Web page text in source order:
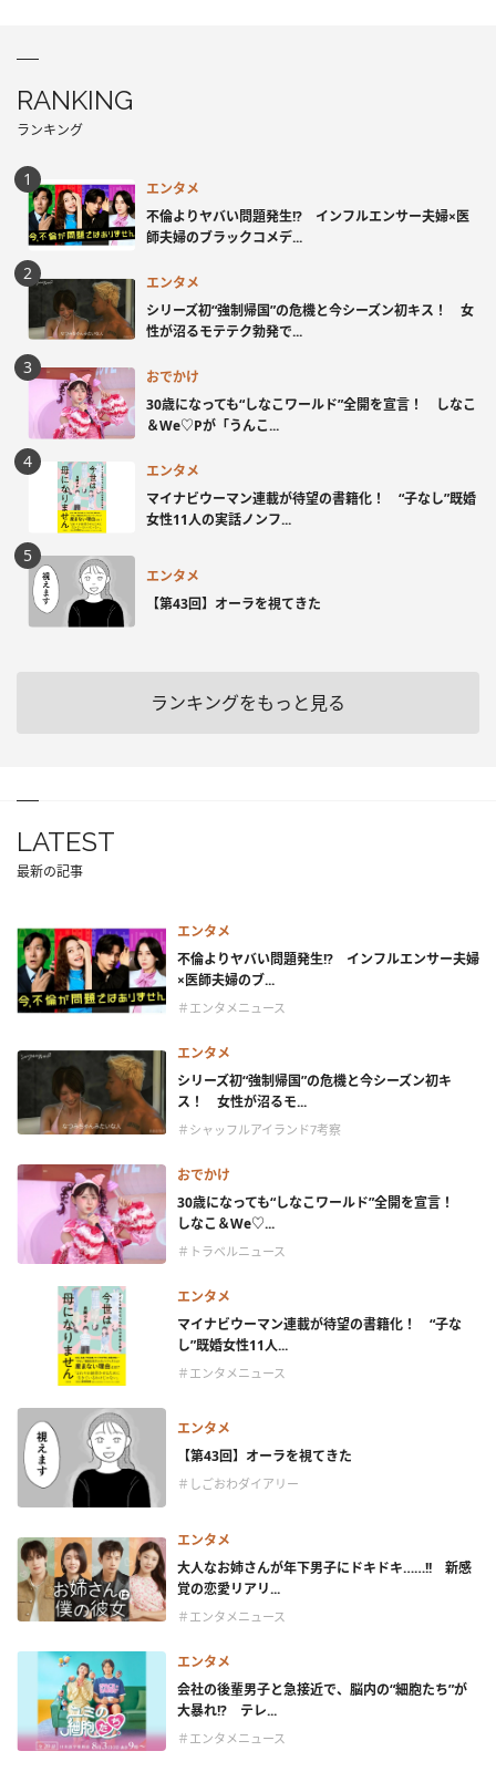
RANKING
ランキング
エンタメ
不倫よりヤバい問題発生!? インフルエンサー夫婦×医
師夫婦のブラックコメデ...
エンタメ
シリーズ初“強制帰国”の危機と今シーズン初キス！ 女
性が沼るモテテク勃発で...
おでかけ
30歳になっても“しなこワールド”全開を宣言！ しなこ
＆We♡Pが「うんこ...
エンタメ
マイナビウーマン連載が待望の書籍化！ “子なし”既婚
女性11人の実話ノンフ...
エンタメ
【第43回】オーラを視てきた
ランキングをもっと見る
LATEST
最新の記事
エンタメ
不倫よりヤバい問題発生!? インフルエンサー夫婦
×医師夫婦のブ...
＃エンタメニュース
エンタメ
シリーズ初“強制帰国”の危機と今シーズン初キ
ス！ 女性が沼るモ...
＃シャッフルアイランド7考察
おでかけ
30歳になっても“しなこワールド”全開を宣言！
しなこ＆We♡...
＃トラベルニュース
エンタメ
マイナビウーマン連載が待望の書籍化！ “子な
し”既婚女性11人...
＃エンタメニュース
エンタメ
【第43回】オーラを視てきた
＃しごおわダイアリー
エンタメ
大人なお姉さんが年下男子にドキドキ……!! 新感
覚の恋愛リアリ...
＃エンタメニュース
エンタメ
会社の後輩男子と急接近で、脳内の“細胞たち”が
大暴れ!? テレ...
＃エンタメニュース